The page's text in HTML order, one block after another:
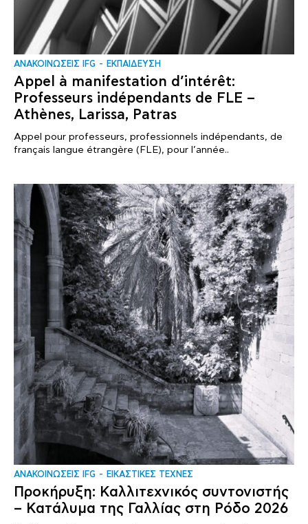
ΑΝΑΚΟΙΝΩΣΕΙΣ IFG ΕΚΠΑΙΔΕΥΣΗ
Appel à manifestation d’intérêt:
Professeurs indépendants de FLE –
Athènes, Larissa, Patras
Appel pour professeurs, professionnels indépendants, de
français langue étrangère (FLE), pour l’année..
ΑΝΑΚΟΙΝΩΣΕΙΣ IFG ΕΙΚΑΣΤΙΚΕΣ ΤΕΧΝΕΣ
Προκήρυξη: Καλλιτεχνικός συντονιστής
– Κατάλυμα της Γαλλίας στη Ρόδο 2026